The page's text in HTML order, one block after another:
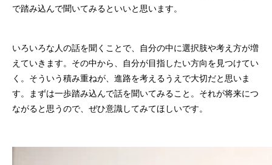
で踏み込んで聞いてみるといいと思います。
いろいろな人の話を聞くことで、自分の中に選択肢や考え方が増
えていきます。その中から、自分が目指したい方向を見つけてい
く。そういう積み重ねが、進路を考えるうえで大切だと思いま
す。まずは一歩踏み込んで話を聞いてみること。それが将来につ
ながると思うので、ぜひ意識してみてほしいです。